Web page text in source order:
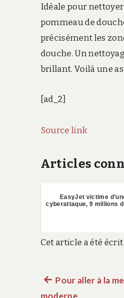
Idéale pour
pommeau de
précisément les
douche. Un
brillant. Voilà une
[ad_2]
Source link
Articles
EasyJet victime
cyberattaque, 9 millions
Cet article a été
Navigation
Article
précédent :
Pour aller à la
moderne